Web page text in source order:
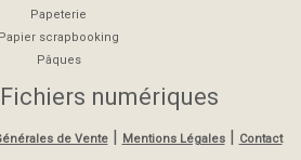
Papeterie
Papier scrapbooking
Pâques
numériques
de Vente| Mentions Légales | Contact